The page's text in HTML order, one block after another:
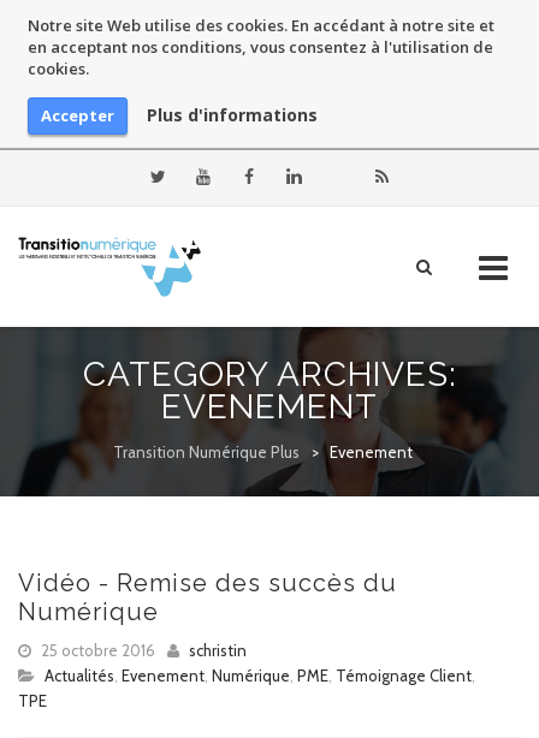
Notre site Web utilise des cookies. En accédant à notre site et
en acceptant nos conditions, vous consentez à l'utilisation de
cookies.
Accepter Plus d'informations
CATEGORY ARCHIVES:
EVENEMENT
Transition Numérique Plus > Evenement
Vidéo - Remise des succès du
Numérique
25 octobre 2016
schristin
Actualités Evenement Numérique PME Témoignage Client
TPE